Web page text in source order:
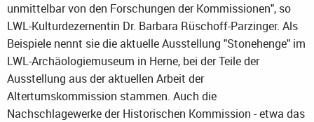
unmittelbar von den Forschungen der Kommissionen", so
LWL-Kulturdezernentin Dr. Barbara Rüschoff-Parzinger. Als
Beispiele nennt sie die aktuelle Ausstellung "Stonehenge" im
LWL-Archäologiemuseum in Herne, bei der Teile der
Ausstellung aus der aktuellen Arbeit der
Altertumskommission stammen. Auch die
Nachschlagewerke der Historischen Kommission - etwa das